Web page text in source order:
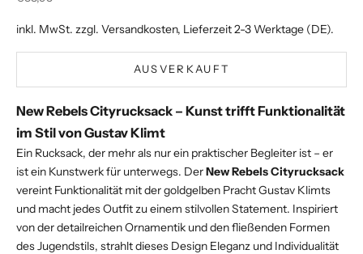
inkl. MwSt. zzgl. Versandkosten, Lieferzeit 2-3 Werktage (DE).
AUSVERKAUFT
New Rebels Cityrucksack – Kunst trifft Funktionalität
im Stil von Gustav Klimt
Ein Rucksack, der mehr als nur ein praktischer Begleiter ist – er
ist ein Kunstwerk für unterwegs. DerNew Rebels Cityrucksack
vereint Funktionalität mit der goldgelben Pracht Gustav Klimts
und macht jedes Outfit zu einem stilvollen Statement. Inspiriert
von der detailreichen Ornamentik und den fließenden Formen
des Jugendstils, strahlt dieses Design Eleganz und Individualität